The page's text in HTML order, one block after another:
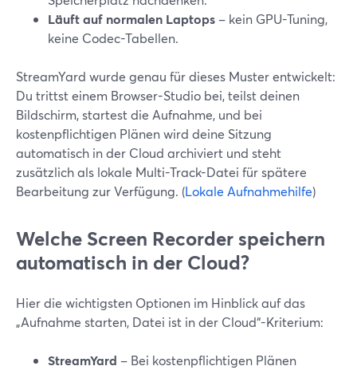
Läuft auf normalen Laptops – kein GPU-Tuning,
keine Codec-Tabellen.
StreamYard wurde genau für dieses Muster entwickelt:
Du trittst einem Browser-Studio bei, teilst deinen
Bildschirm, startest die Aufnahme, und bei
kostenpflichtigen Plänen wird deine Sitzung
automatisch in der Cloud archiviert und steht
zusätzlich als lokale Multi-Track-Datei für spätere
Bearbeitung zur Verfügung. (Lokale Aufnahmehilfe)
Welche Screen Recorder speichern
automatisch in der Cloud?
Hier die wichtigsten Optionen im Hinblick auf das
„Aufnahme starten, Datei ist in der Cloud“-Kriterium:
StreamYard – Bei kostenpflichtigen Plänen